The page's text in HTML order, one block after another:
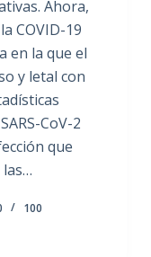
Ahora,
COVID-19
en la que el
y letal con
CoV-2
que
100